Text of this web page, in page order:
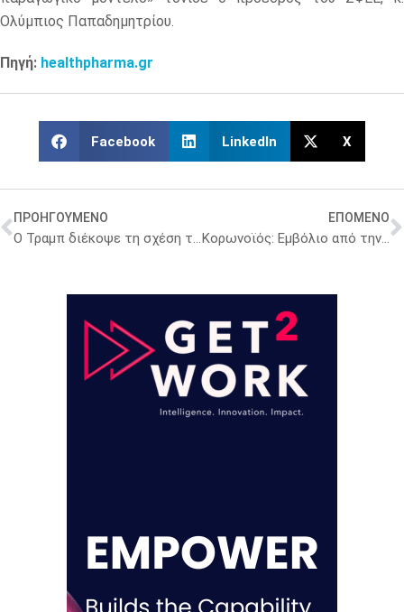
Ολύμπιος Παπαδημητρίου.
Πηγή: healthpharma.gr
Facebook LinkedIn X
ΠΡΟΗΓΟΥΜΕΝΟ
Ο Τραμπ διέκοψε τη σχέση των ΗΠΑ με τον ΠΟΥ
ΕΠΟΜΕΝΟ
Κορωνοϊός: Εμβόλιο από την Κίνα ίσως είναι έτοιμο να κυκλοφορήσει στην αγορά στα τέλη του 2020